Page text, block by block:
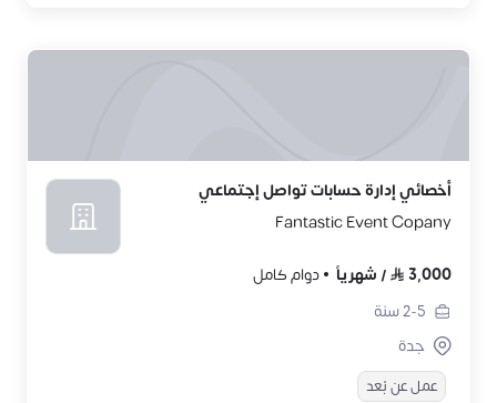
أخصائي إدارة حسابات تواصل إجتماعي
Fantastic Event Copany
3,000
/ شهرياً
دوام كامل
2-5سنة
جدة
عمل عن بُعد